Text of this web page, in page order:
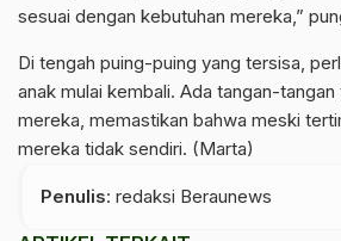
sesuai dengan kebutuhan mereka,”
Di tengah puing-puing yang tersisa,
anak mulai kembali. Ada tangan-
mereka, memastikan bahwa meski
mereka tidak sendiri. (Marta)
Penulis: redaksi Beraunews